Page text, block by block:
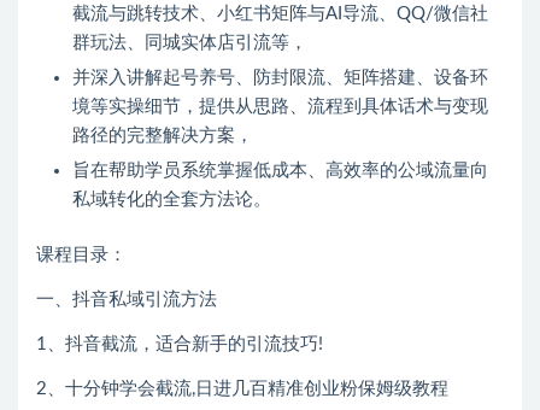
截流与跳转技术、小红书矩阵与AI导流、QQ/微信社
群玩法、同城实体店引流等，
并深入讲解起号养号、防封限流、矩阵搭建、设备环
境等实操细节，提供从思路、流程到具体话术与变现
路径的完整解决方案，
旨在帮助学员系统掌握低成本、高效率的公域流量向
私域转化的全套方法论。
课程目录：
一、抖音私域引流方法
1、抖音截流，适合新手的引流技巧!
2、十分钟学会截流,日进几百精准创业粉保姆级教程